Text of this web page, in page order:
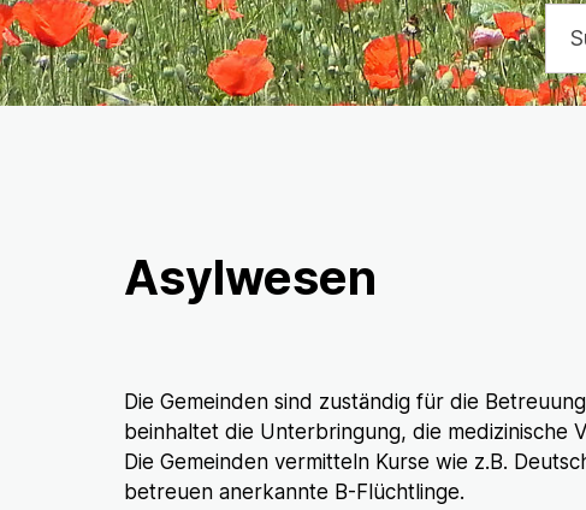
Asylwesen
Die Gemeinden sind zuständig für die
beinhaltet die Unterbringung, die medizinische
Die Gemeinden vermitteln Kurse wie z.B.
betreuen anerkannte B-Flüchtlinge.